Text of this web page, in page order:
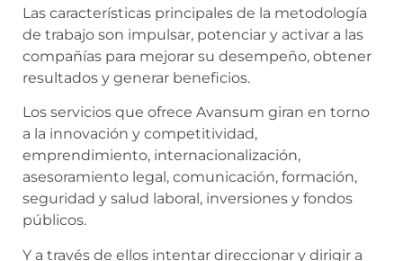
Las características principales de la metodología
de trabajo son impulsar, potenciar y activar a las
compañías para mejorar su desempeño, obtener
resultados y generar beneficios.
Los servicios que ofrece Avansum giran en torno
a la innovación y competitividad,
emprendimiento, internacionalización,
asesoramiento legal, comunicación, formación,
seguridad y salud laboral, inversiones y fondos
públicos.
Y a través de ellos intentar direccionar y dirigir a